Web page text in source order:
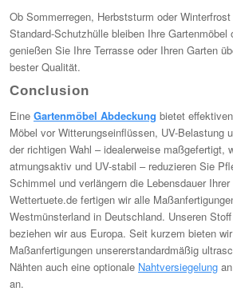
Ob Sommerregen, Herbststurm oder
Standard-Schutzhülle bleiben Ihre
genießen Sie Ihre Terrasse oder Ihren Garten
bester Qualität.
Conclusion
Eine Gartenmöbel Abdeckung bietet
Möbel vor Witterungseinflüssen, UV-Belastung
der richtigen Wahl – idealerweise maßgefertigt,
atmungsaktiv und UV-stabil – reduzieren Sie
Schimmel und verlängern die Lebensdauer
Wettertuete.de fertigen wir alle
Westmünsterland in Deutschland. Unseren
beziehen wir aus Europa. Seit kurzem bieten
Maßanfertigungen unsererstandardmäßig
Nähten auch eine optionale Nahtversiegelung
an.